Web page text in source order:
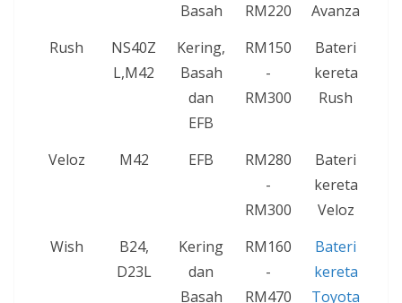
Basah
RM220
Avanza
Rush
NS40Z
L,M42
Kering,
Basah
dan
EFB
RM150
-
RM300
Bateri
kereta
Rush
Veloz M42 EFB
RM280
-
RM300
Bateri
kereta
Veloz
Wish
B24,
D23L
Kering
dan
Basah
RM160
-
RM470
Bateri
kereta
Toyota